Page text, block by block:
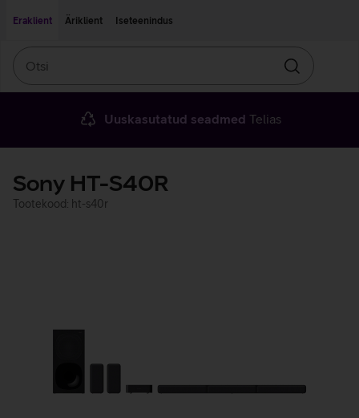
Eraklient
Äriklient Iseteenindus
Otsin
Uuskasutatud seadmed Telias
Sony HT-S40R
Tootekood: ht-s40r